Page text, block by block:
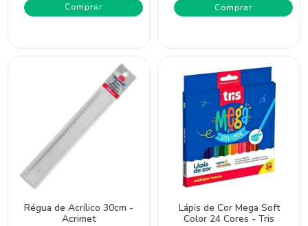
Comprar
Régua de Acrílico 30cm -
Acrimet
Lápis de Cor Mega Soft
Color 24 Cores - Tris